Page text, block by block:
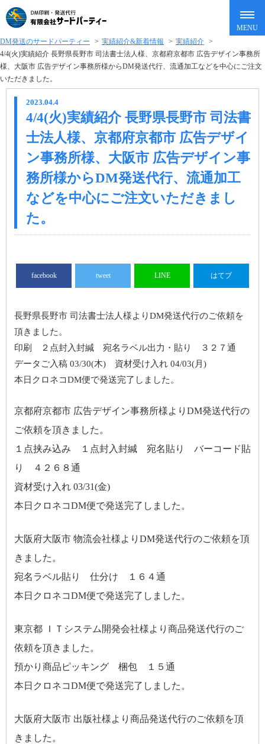
DM発送のサードパーティー > 実績紹介&新着情報 > 実績紹介 >
4/4(火)実績紹介 長野県長野市 司法書士法人様、京都府京都市 広告デザイン事務所
様、大阪市 広告デザイン事務所様からDM発送代行、流通加工などを中心にご注文
いただきました。
2023.04.4
4/4(火)実績紹介 長野県長野市 司法書
士法人様、京都府京都市 広告デザイ
ン事務所様、大阪市 広告デザイン事
務所様からDM発送代行、流通加工
などを中心にご注文いただきまし
た。
facebook tweet LINE はてブ
長野県長野市 司法書士法人様よりDM発送代行のご依頼を
頂きました。
印刷 ２点封入封緘 宛名ラベル出力・貼り ３２７通
データご入稿 03/30(木) 資材受け入れ 04/03(月)
本日クロネコDM便で発送完了しました。
京都府京都市 広告デザイン事務所様よりDM発送代行の
ご依頼を頂きました。
１点挟み込み １点封入封緘 宛名貼り バーコード貼
り ４２６８通
資材受け入れ 03/31(金)
本日クロネコDM便で発送完了しました。
大阪府大阪市 物流会社様よりDM発送代行のご依頼を頂
きました。
宛名ラベル貼り 仕分け １６４通
本日クロネコDM便で発送完了しました。
東京都 ＩＴシステム開発会社様より商品発送代行のご
依頼を頂きました。
預かり商品ピッキング 梱包 １５通
本日クロネコDM便で発送完了しました。
大阪府大阪市 出版社様より商品発送代行のご依頼を頂
きました。